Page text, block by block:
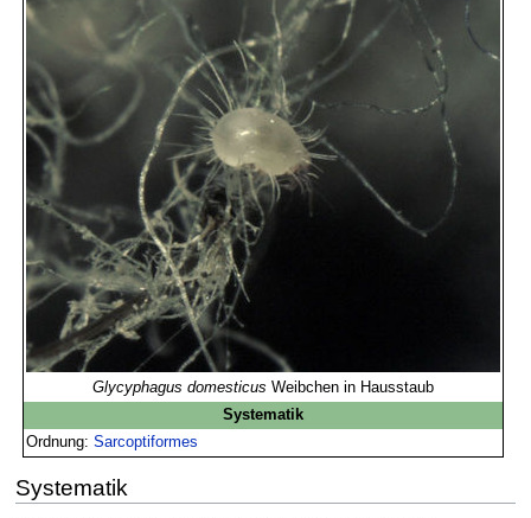
Glycyphagus domesticus Weibchen in Hausstaub
Systematik
Ordnung:Sarcoptiformes
Systematik